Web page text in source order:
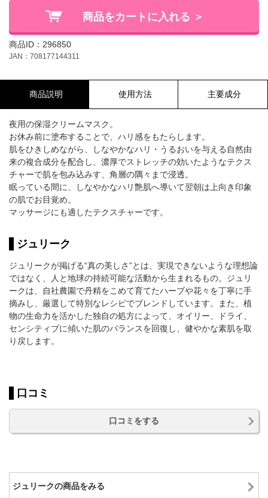
商品をカートに入れる ＞
商品ID：296850
JAN：708177144311
商品説明 使用方法 主要成分
夜用の保湿クリームマスク。
お休み前に塗布することで、ハリ感をもたらします。
肌をひきしめながら、しなやかなハリ・うるおいを与える自然由
来の複合成分を配合し、濃厚でストレッチの効いたようなテクス
チャーで肌を包み込みす、角層の隅々まで浸透。
眠っている間に、しなやかなハリ艶肌へ導いて翌朝は上向き印象
の肌でお目覚め。
マッサージにも適したテクスチャーです。
ジュリーク
ジュリークが掲げる“真の美しさ”とは、実現できないような理想論
ではなく、人と地球の持続可能な活動から生まれるもの。ジュリ
ークは、自社農園で丹精をこめて育てたハーブや花々を丁寧に手
摘みし、厳選して特別なレシピでブレンドしています。また、植
物の生命力を活かした独自の処方によって、オイリー、ドライ、
センシティブに傾いた肌のバランスを回復し、健やかな素肌を取
り戻します。
口コミ
口コミをする
ジュリークの商品をみる